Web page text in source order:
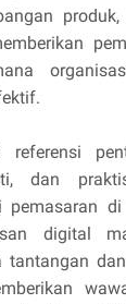
dan
pemasaran
digital
tantangan